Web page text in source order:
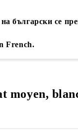
български се
French.
moyen,